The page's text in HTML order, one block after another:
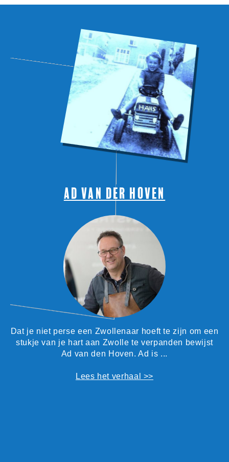
Ad van der Hoven
Dat je niet perse een Zwollenaar hoeft te zijn om een
stukje van je hart aan Zwolle te verpanden bewijst
Ad van den Hoven. Ad is ...
Lees het verhaal >>